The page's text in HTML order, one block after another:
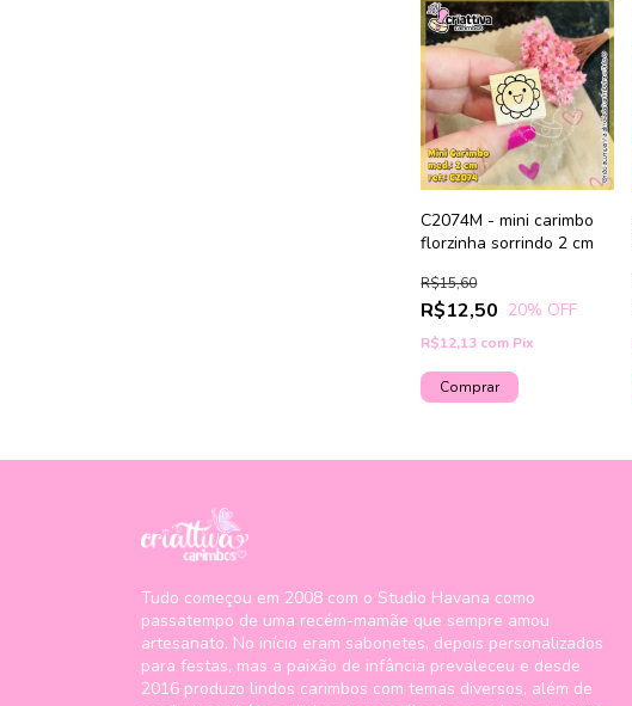
C2074M - mini carimbo
florzinha sorrindo 2 cm
R$12,50
R$15,60
20% OFF
R$12,13 com Pix
Tudo começou em 2008 com o Studio Havana como
passatempo de uma recém-mamãe que sempre amou
artesanato. No início eram sabonetes, depois personalizados
para festas, mas a paixão de infância prevaleceu e desde
2016 produzo lindos carimbos com temas diversos, além de